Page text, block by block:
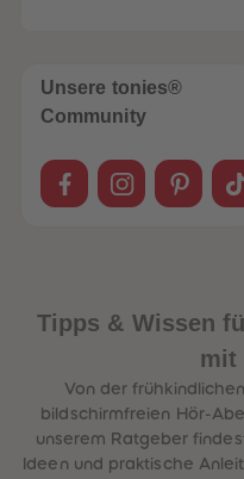
Unsere tonies®
Community
Tipps & Wissen
mit
Von der
bildschirmfreien Hör-
unserem Ratgeber
Ideen und praktische